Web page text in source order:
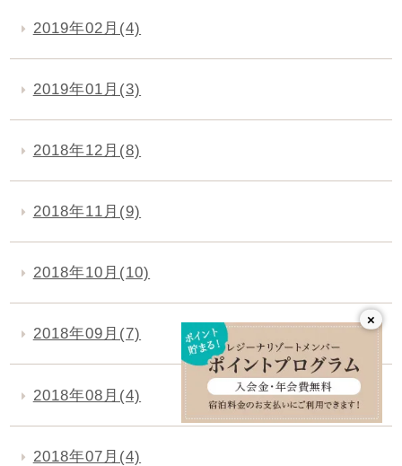
2019年02月(4)
2019年01月(3)
2018年12月(8)
2018年11月(9)
2018年10月(10)
2018年09月(7)
2018年08月(4)
2018年07月(4)
×